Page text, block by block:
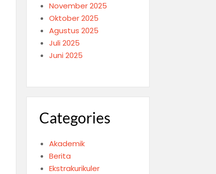
November 2025
Oktober 2025
Agustus 2025
Juli 2025
Juni 2025
Categories
Akademik
Berita
Ekstrakurikuler